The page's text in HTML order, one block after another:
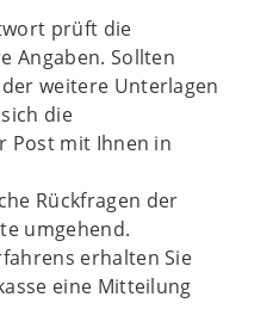
prüft die
Angaben. Sollten
weitere Unterlagen
die
Post mit Ihnen in
Rückfragen der
umgehend.
erhalten Sie
eine Mitteilung